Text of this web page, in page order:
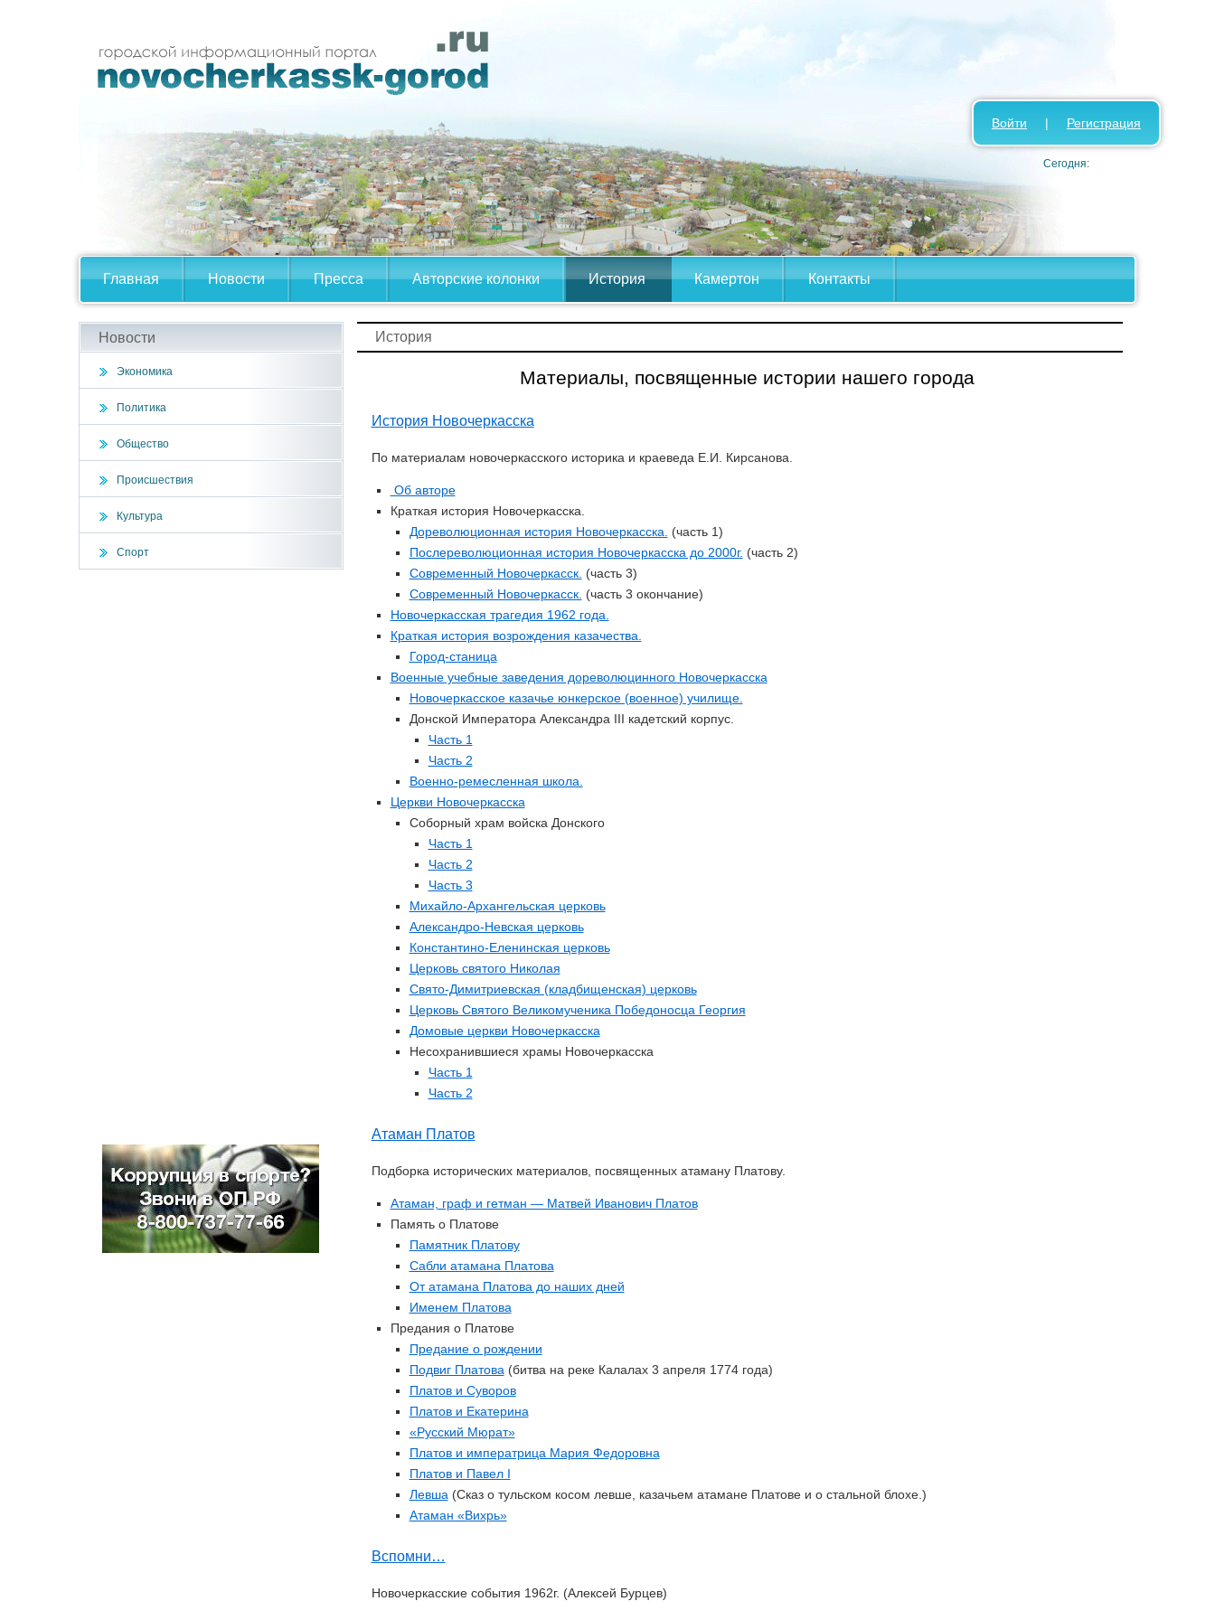
Главная Новости Пресса Авторские колонки История Камертон Контакты
Войти | Регистрация
Сегодня:
Новости
Экономика
Политика
Общество
Происшествия
Культура
Спорт
История
Материалы, посвященные истории нашего города
История Новочеркасска
По материалам новочеркасского историка и краеведа Е.И. Кирсанова.
Об авторе
Краткая история Новочеркасска.
Дореволюционная история Новочеркасска.
(часть 1)
Послереволюционная история Новочеркасска до 2000г. (часть 2)
Современный Новочеркасск. (часть 3)
Современный Новочеркасск. (часть 3 окончание)
Новочеркасская трагедия 1962 года.
Краткая история возрождения казачества.
Город-станица
Военные учебные заведения дореволюцинного Новочеркасска
Новочеркасское казачье юнкерское (военное) училище.
Донской Императора Александра III кадетский корпус.
Часть 1
Часть 2
Военно-ремесленная школа.
Церкви Новочеркасска
Соборный храм войска Донского
Часть 1
Часть 2
Часть 3
Михайло-Архангельская церковь
Александро-Невская церковь
Константино-Еленинская церковь
Церковь святого Николая
Свято-Димитриевская (кладбищенская) церковь
Церковь Святого Великомученика Победоносца Георгия
Домовые церкви Новочеркасска
Несохранившиеся храмы Новочеркасска
Часть 1
Часть 2
Атаман Платов
Подборка исторических материалов, посвященных атаману Платову.
Атаман, граф и гетман — Матвей Иванович Платов
Память о Платове
Памятник Платову
Сабли атамана Платова
От атамана Платова до наших дней
Именем Платова
Предания о Платове
Предание о рождении
Подвиг Платова (битва на реке Калалах 3 апреля 1774 года)
Платов и Суворов
Платов и Екатерина
«Русский Мюрат»
Платов и императрица Мария Федоровна
Платов и Павел I
Левша (Сказ о тульском косом левше, казачьем атамане Платове и о стальной блохе.)
Атаман «Вихрь»
Вспомни…
Новочеркасские события 1962г. (Алексей Бурцев)